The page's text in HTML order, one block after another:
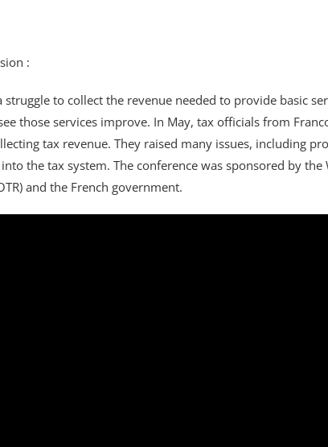
:
to collect the revenue needed to provide basic
those services improve. In May, tax officials from
tax revenue. They raised many issues, including
the tax system. The conference was sponsored by
and the French government.